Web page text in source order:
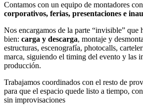
Contamos con un equipo de montadores
corporativos, ferias, presentaciones e
Nos encargamos de la parte “invisible” que
bien: carga y descarga, montaje y
estructuras, escenografía, photocalls,
marca, siguiendo el timing del evento y las
producción.
Trabajamos coordinados con el resto de
para que el espacio quede listo a tiempo,
sin improvisaciones